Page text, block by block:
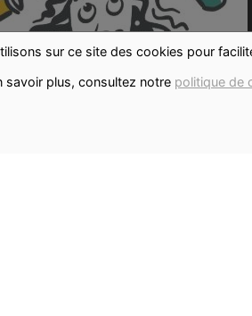
sur ce site des cookies pour
savoir plus, consultez notre politique de